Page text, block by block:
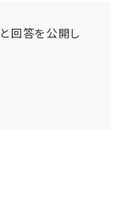
回答を公開し